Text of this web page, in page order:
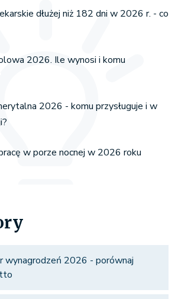
dłużej niż 182 dni w 2026 r. - co
2026. Ile wynosi i komu
2026 - komu przysługuje i w
w porze nocnej w 2026 roku
wynagrodzeń 2026 - porównaj